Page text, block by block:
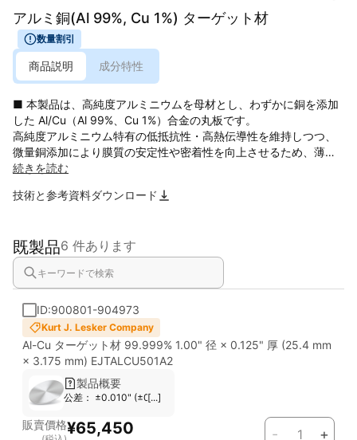
アルミ銅(Al 99%, Cu 1%) ターゲット材
数量割引
商品説明 成分特性
■ 本製品は、高純度アルミニウムを母材とし、わずかに銅を添加
した Al/Cu（Al 99%、Cu 1%）合金の丸板です。
高純度アルミニウム特有の低抵抗性・高熱伝導性を維持しつつ、
微量銅添加により膜質の安定性や密着性を向上させるため、薄膜
形成用途において広く採用されている組成です。
特に真空薄膜プロセス（PVD スパッタリング・イオンプレーティ
徴です。また、高純度アルミをベースにしているため、不純物の
影響が少なく、電子デバイスや光学部品など異物が許容されない
分野にも適合します。
本材質は、単層膜だけでなく、多層膜構造や他金属ターゲットと
の組み合わせによる合金膜形成にも利用され、配線膜、反射膜、
導電膜、保護膜など幅広い成膜用途に対応します。精密成膜装
置・研究用途から量産ラインまで、安定したターゲット材として
お使いいただけます。
■ 主な特長
続きを読む
技術と参考資料ダウンロード
既製品6 件あります
ID:900801-904973
Kurt J. Lesker Company
Al-Cu ターゲット材 99.999% 1.00" 径 × 0.125" 厚 (25.4 mm
× 3.175 mm) EJTALCU501A2
製品概要
公差： ±0.010" (±0.254 mm) 対応スパッタガン： Most Standard
[...]
販賣價格¥65,450 - +